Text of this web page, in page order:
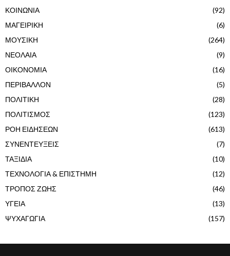
ΚΟΙΝΩΝΙΑ
(92)
ΜΑΓΕΙΡΙΚΗ
(6)
ΜΟΥΣΙΚΗ
(264)
ΝΕΟΛΑΙΑ
(9)
ΟΙΚΟΝΟΜΙΑ
(16)
ΠΕΡΙΒΑΛΛΟΝ
(5)
ΠΟΛΙΤΙΚΗ
(28)
ΠΟΛΙΤΙΣΜΟΣ
(123)
ΡΟΗ ΕΙΔΗΣΕΩΝ
(613)
ΣΥΝΕΝΤΕΥΞΕΙΣ
(7)
ΤΑΞΙΔΙΑ
(10)
ΤΕΧΝΟΛΟΓΙΑ & ΕΠΙΣΤΗΜΗ
(12)
ΤΡΟΠΟΣ ΖΩΗΣ
(46)
ΥΓΕΙΑ
(13)
ΨΥΧΑΓΩΓΙΑ
(157)